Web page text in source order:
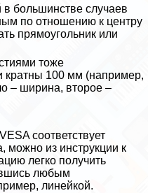
большинстве случаев
по отношению к центру
прямоугольник или
тоже
кратны 100 мм (например,
– ширина, второе –
соответствует
можно из инструкции к
легко получить
любым
линейкой.